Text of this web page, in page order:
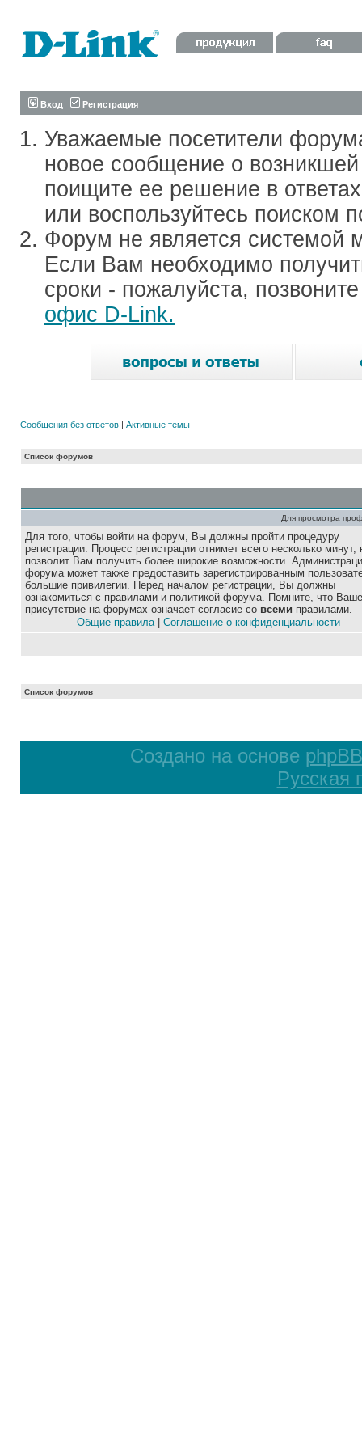
Вход Регистрация
Уважаемые посетители
новое сообщение о
поищите ее решение в
или воспользуйтесь поиском
Форум не является системой
Если Вам необходимо
сроки - пожалуйста,
офис D-Link.
Сообщения без ответов | Активные темы
Список форумов
Для просмотра
Для того, чтобы войти на форум, Вы должны пройти процедуру
регистрации. Процесс регистрации отнимет всего несколько минут,
позволит Вам получить более широкие возможности.
форума может также предоставить зарегистрированным
большие привилегии. Перед началом регистрации, Вы должны
ознакомиться с правилами и политикой форума. Помните, что Ваше
присутствие на форумах означает согласие со всеми правилами.
Общие правила| Соглашение о конфиденциальности
Список форумов
Создано на основе phpBB
Русская